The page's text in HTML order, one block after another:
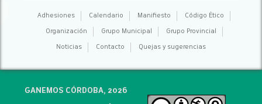
Adhesiones Calendario Manifiesto Código Ético
Organización Grupo Municipal Grupo Provincial
Noticias Contacto Quejas y sugerencias
GANEMOS CÓRDOBA, 2026